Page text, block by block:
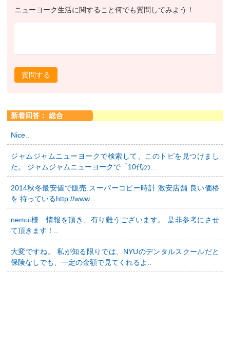
ニューヨーク生活に関すること何でも質問してみよう！
質問する
新着回答： 総合
Nice..
ジャムジャムニューヨークで検索して、このトピを見つけまし
た。 ジャムジャムニューヨークで「10代の..
2014秋冬最安値で販売.スーパーコピー時計 激安店舗 良い価格
を 持っているhttp://www...
nemui様 情報を頂き、有り難うございます。 是非参考にさせ
て頂きます！..
大変ですね。 私が知る限りでは、NYUのデンタルスクールだと
保険なしでも、一定の金額で見てくれるよ..